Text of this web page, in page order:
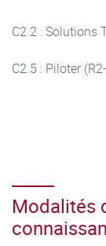
C2.2 : Solutions
C2.5 : Piloter
Modalités